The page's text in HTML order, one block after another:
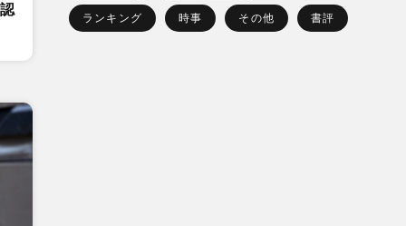
ランキング 時事 その他 書評